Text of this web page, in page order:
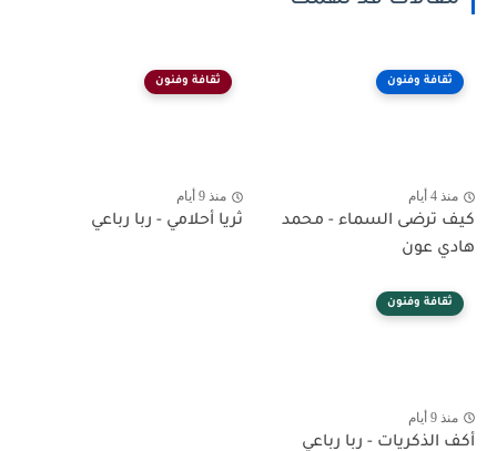
ثقافة وفنون
منذ 4 أيام
كيف ترضى السماء - محمد
هادي عون
ثقافة وفنون
منذ 9 أيام
ثريا أحلامي - ربا رباعي
ثقافة وفنون
منذ 9 أيام
أكف الذكريات - ربا رباعي